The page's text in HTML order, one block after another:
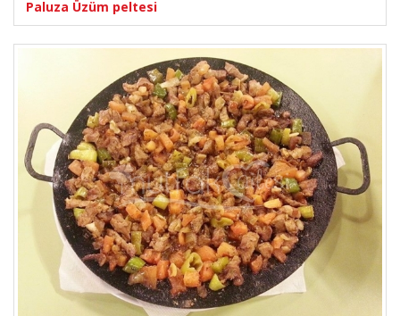
Paluza Üzüm peltesi